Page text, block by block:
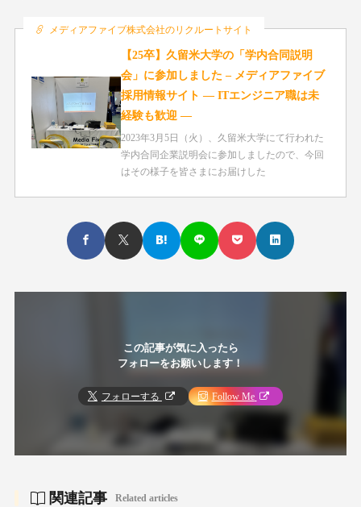
メディアファイブ株式会社のリクルートサイト
【25卒】久留米大学の「学内合同説明
会」に参加しました – メディアファイブ
採用情報サイト ― ITエンジニア職は未
経験も歓迎 ―
2023年3月5日（火）、久留米大学にて行われた
学内合同企業説明会に参加しましたので、今回
はその様子を皆さまにお届けした
この記事が気に入ったら
フォローをお願いします！
フォローする Follow Me
関連記事 Related articles